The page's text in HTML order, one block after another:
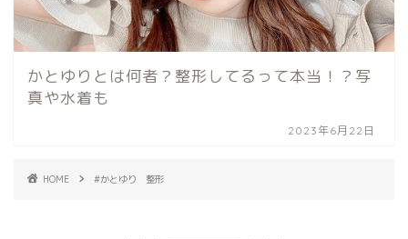
かとゆりとは何者？整形してるって本当！？写
真や水着も
2023年6月22日
HOME #かとゆり 整形